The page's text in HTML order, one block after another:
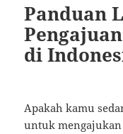
Panduan
di
Apakah kamu
untuk